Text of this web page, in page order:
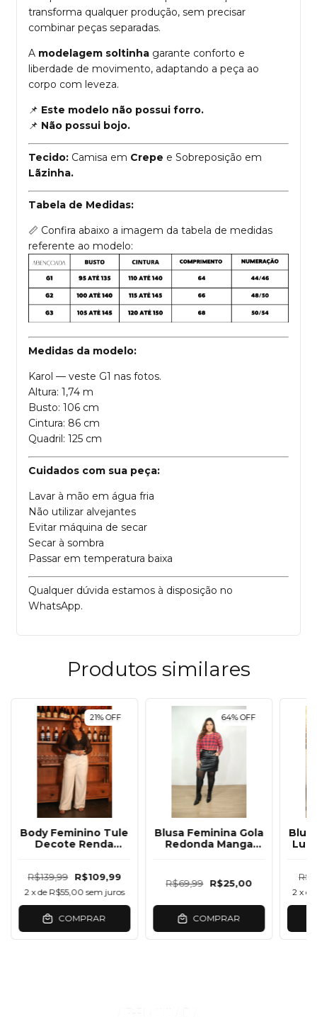
transforma qualquer produção, sem precisar
combinar peças separadas.
A modelagem soltinha garante conforto e
liberdade de movimento, adaptando a peça ao
corpo com leveza.
📌 Este modelo não possui forro.
📌 Não possui bojo.
Tecido: Camisa em Crepe e Sobreposição em
Lãzinha.
Tabela de Medidas:
📏 Confira abaixo a imagem da tabela de medidas
referente ao modelo:
Medidas da modelo:
Karol — veste G1 nas fotos.
Altura: 1,74 m
Busto: 106 cm
Cintura: 86 cm
Quadril: 125 cm
Cuidados com sua peça:
Lavar à mão em água fria
Não utilizar alvejantes
Evitar máquina de secar
Secar à sombra
Passar em temperatura baixa
Qualquer dúvida estamos à disposição no
WhatsApp.
Produtos similares
21%OFF
Body Feminino Tule
Decote Renda
R$139,99 R$109,99
2 x de R$55,00 sem juros
COMPRAR
64%OFF
Blusa Feminina Gola
Redonda Manga
R$69,99 R$25,00
COMPRAR
2 x de